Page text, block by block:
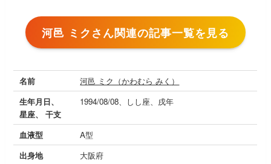
河邑 ミクさん関連の記事一覧を見る
名前
河邑 ミク（かわむら みく）
生年月日、
星座、 干支
1994/08/08、しし座、戌年
血液型
A型
出身地
大阪府